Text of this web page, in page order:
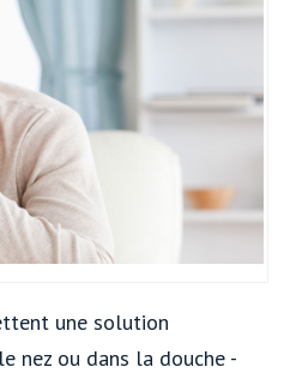
une solution
nez ou dans la douche -